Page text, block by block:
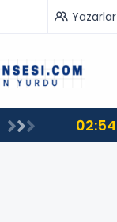
Yazarlar
02:54